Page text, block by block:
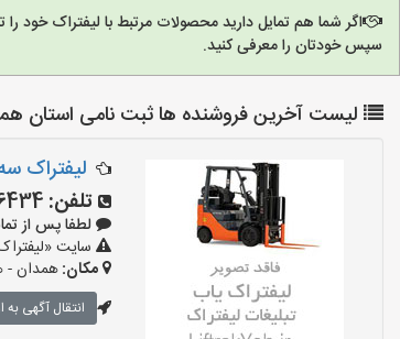
اگر شما هم تمایل دارید محصولات مرتبط با لیفتراک خود
سپس خودتان را معرفی کنید.
لیست آخرین فروشنده ها ثبت نامی استان
لیفتراک
تلفن:
لطفا پس از
سایت
مکان:همدان -
انتقال آگهی